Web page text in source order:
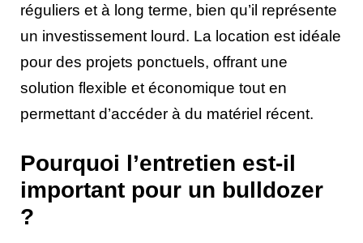
réguliers et à long terme, bien qu’il représente
un investissement lourd. La location est idéale
pour des projets ponctuels, offrant une
solution flexible et économique tout en
permettant d’accéder à du matériel récent.
Pourquoi l’entretien est-il
important pour un bulldozer
?